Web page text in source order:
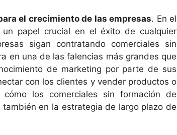
el crecimiento de las empresas. En el
papel crucial en el éxito de cualquier
sigan contratando comerciales sin
en una de las falencias más grandes que
de marketing por parte de sus
con los clientes y vender productos o
los comerciales sin formación de
en la estrategia de largo plazo de